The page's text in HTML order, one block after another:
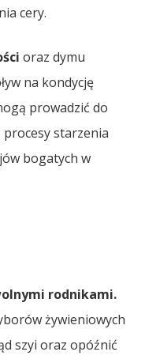
cery.
oraz dymu
na kondycję
prowadzić do
starzenia
bogatych w
rodnikami.
żywieniowych
szyi oraz opóźnić